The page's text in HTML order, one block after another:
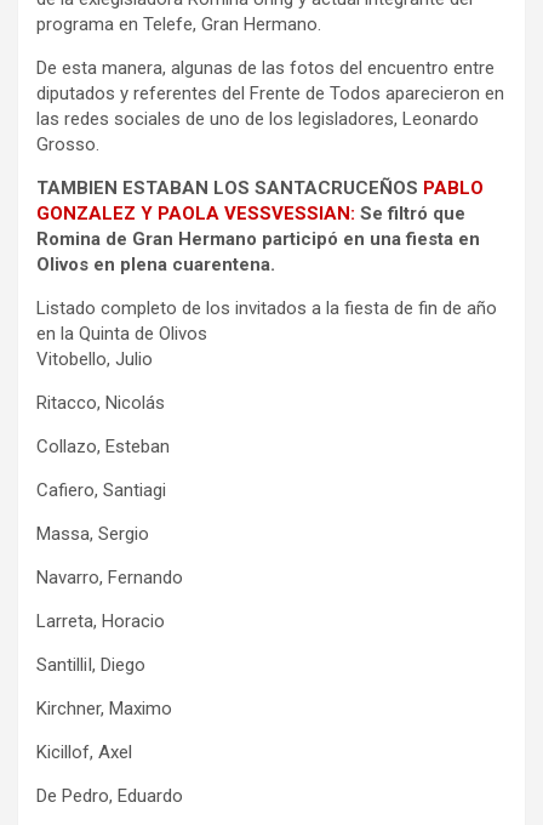
programa en Telefe, Gran Hermano.
De esta manera, algunas de las fotos del encuentro entre
diputados y referentes del Frente de Todos aparecieron en
las redes sociales de uno de los legisladores, Leonardo
Grosso.
TAMBIEN ESTABAN LOS SANTACRUCEÑOS PABLO
GONZALEZ Y PAOLA VESSVESSIAN: Se filtró que
Romina de Gran Hermano participó en una fiesta en
Olivos en plena cuarentena.
Listado completo de los invitados a la fiesta de fin de año
en la Quinta de Olivos
Vitobello, Julio
Ritacco, Nicolás
Collazo, Esteban
Cafiero, Santiagi
Massa, Sergio
Navarro, Fernando
Larreta, Horacio
SantilliI, Diego
Kirchner, Maximo
Kicillof, Axel
De Pedro, Eduardo